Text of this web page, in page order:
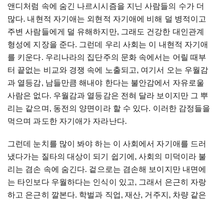
앤디처럼 속에 숨긴 나르시시즘을 지닌 사람들의 수가 더
많다. 내현적 자기애는 외현적 자기애에 비해 덜 병적이고
주변 사람들에게 덜 유해하지만, 그래도 건강한 대인관계
형성에 지장을 준다. 그런데 우리 사회는 이 내현적 자기애
를 키운다. 우리나라의 집단주의 문화 속에서는 어릴 때부
터 끝없는 비교와 경쟁 속에 노출되고, 여기서 오는 우월감
과 열등감, 남들만큼 해내야 한다는 불안감에서 자유로울
사람은 없다. 우월감과 열등감은 전혀 달라 보이지만 그 뿌
리는 같으며, 동전의 양면이라 할 수 있다. 이러한 감정들을
먹으며 과도한 자기애가 자라난다.
그런데 눈치를 많이 봐야 하는 이 사회에서 자기애를 드러
냈다가는 질타의 대상이 되기 쉽기에, 사회의 미덕이라 불
리는 겸손 속에 숨긴다. 겉으로는 겸손해 보이지만 내면에
는 타인보다 우월하다는 인식이 있고, 그래서 은근히 자랑
하고 은근히 깔본다. 학벌과 직업, 재산, 거주지, 차량 같은